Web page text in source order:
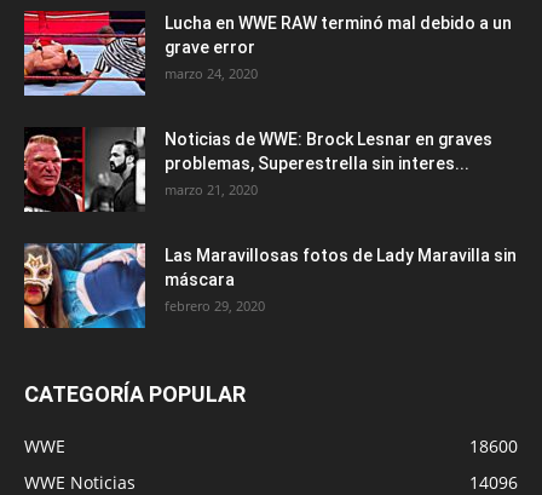
Lucha en WWE RAW terminó mal debido a un
grave error
marzo 24, 2020
Noticias de WWE: Brock Lesnar en graves
problemas, Superestrella sin interes...
marzo 21, 2020
Las Maravillosas fotos de Lady Maravilla sin
máscara
febrero 29, 2020
CATEGORÍA POPULAR
WWE
18600
WWE Noticias
14096